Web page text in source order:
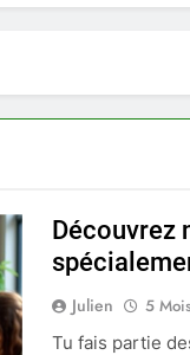
Découvrez
Julien 5
Tu fais partie